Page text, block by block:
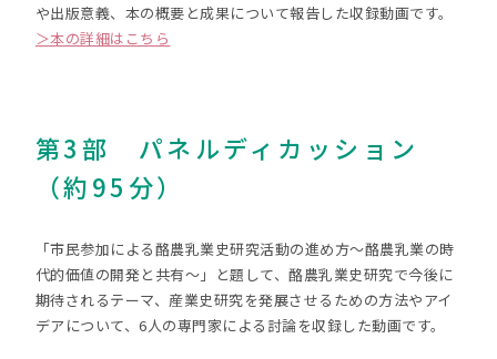
や出版意義、本の概要と成果について報告した収録動画です。
＞本の詳細はこちら
第3部 パネルディカッション
（約95分）
「市民参加による酪農乳業史研究活動の進め方〜酪農乳業の時
代的価値の開発と共有〜」と題して、酪農乳業史研究で今後に
期待されるテーマ、産業史研究を発展させるための方法やアイ
デアについて、6人の専門家による討論を収録した動画です。